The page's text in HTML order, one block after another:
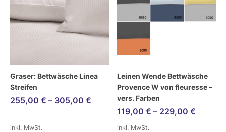
Graser: Bettwäsche Linea
Streifen
255,00 € – 305,00 €
inkl. MwSt.
Leinen Wende Bettwäsche
Provence W von fleuresse –
vers. Farben
119,00 € – 229,00 €
inkl. MwSt.